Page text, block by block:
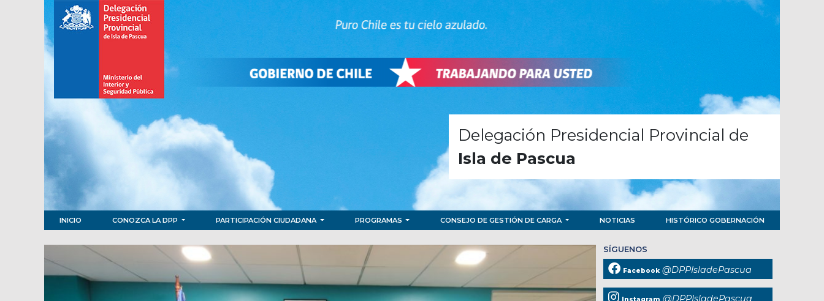
Delegación Presidencial Provincial de
Isla de Pascua
INICIO CONOZCA LA DPP PARTICIPACIÓN CIUDADANA PROGRAMAS CONSEJO DE GESTIÓN DE CARGA NOTICIAS HISTÓRICO GOBERNACIÓN
SÍGUENOS
Facebook @DPPIsladePascua
@DPPIsladePascua